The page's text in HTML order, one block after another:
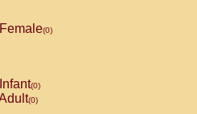
Female(0)
Infant(0)
(0)